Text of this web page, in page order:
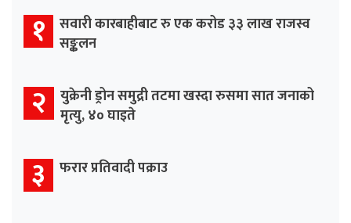
१
सवारी कारबाहीबाट रु एक करोड ३३ लाख राजस्व
सङ्कलन
२
युक्रेनी ड्रोन समुद्री तटमा खस्दा रुसमा सात जनाको
मृत्यु, ४० घाइते
३ फरार प्रतिवादी पक्राउ